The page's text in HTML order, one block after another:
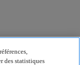
des statistiques